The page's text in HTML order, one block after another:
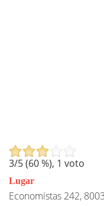
3/5 (60%), 1 voto
Lugar
Economistas 242,